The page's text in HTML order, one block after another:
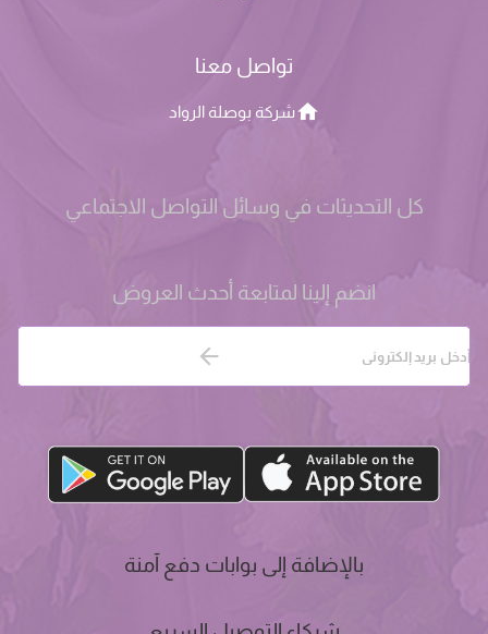
تواصل معنا
شركة بوصلة الرواد
كل التحديثات في وسائل التواصل الاجتماعي
انضم إلينا لمتابعة أحدث العروض
بالإضافة إلى بوابات دفع آمنة